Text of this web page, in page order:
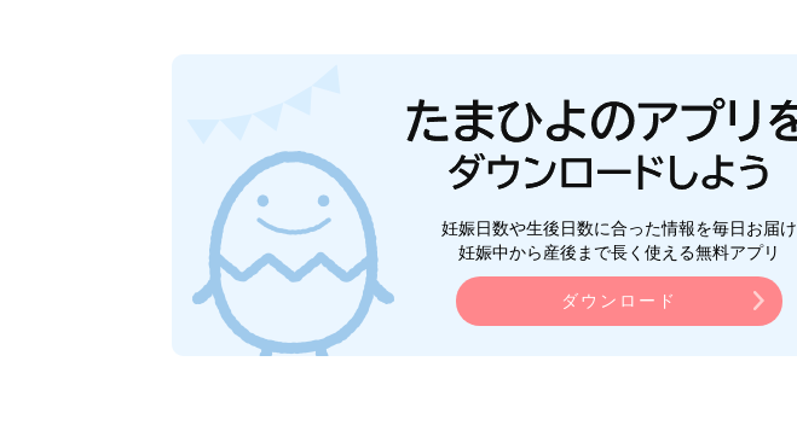
妊娠日数や生後日数に合った情報を毎日お届け
妊娠中から産後まで長く使える無料アプリ
ダウンロード